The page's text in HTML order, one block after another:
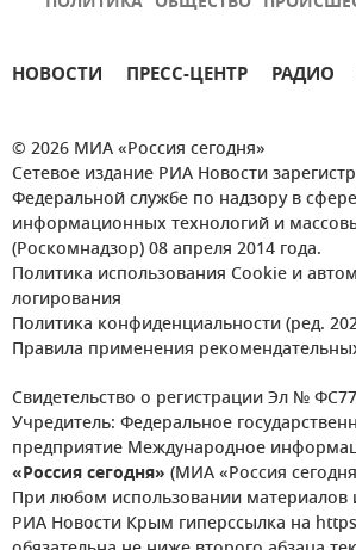
НОВОСТИ ПРЕСС-ЦЕНТР РАДИО
© 2026 МИА «Россия сегодня»
Сетевое издание РИА Новости
Федеральной службе по надзору в
информационных технологий и
(Роскомнадзор) 08 апреля 2014 года.
Политика использования Cookie и
логирования
Политика конфиденциальности (ред.
Правила применения
Свидетельство о регистрации Эл №
Учредитель: Федеральное
предприятие Международное
«Россия сегодня» (МИА «Россия
При любом использовании материалов
РИА Новости Крым гиперссылка на